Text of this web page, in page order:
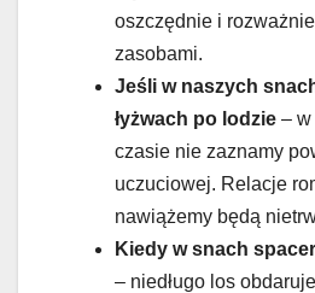
oszczędnie i
zasobami.
Jeśli w naszych
łyżwach po lodzie –
czasie nie zaznamy
uczuciowej. Relacje
nawiążemy będą
Kiedy w snach
– niedługo los